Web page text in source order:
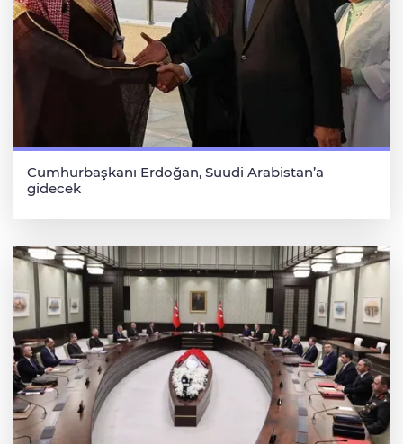
Cumhurbaşkanı Erdoğan, Suudi Arabistan’a
gidecek